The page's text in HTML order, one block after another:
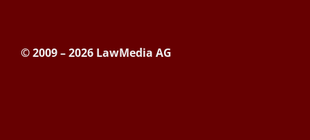
© 2009 – 2026 LawMedia AG